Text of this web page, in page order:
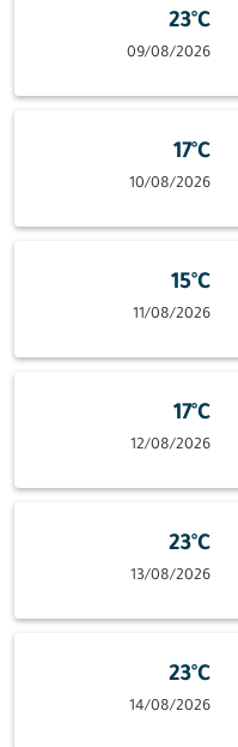
23°C
09/08/2026
17°C
10/08/2026
15°C
11/08/2026
17°C
12/08/2026
23°C
13/08/2026
23°C
14/08/2026